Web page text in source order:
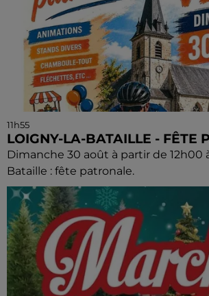
11h55
LOIGNY-LA-BATAILLE - FÊTE
Dimanche 30 août à partir de 12h00
Bataille : fête patronale.